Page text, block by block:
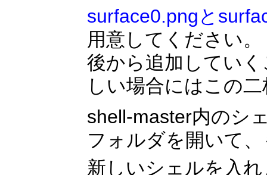
surface0.pngと
用意してください。
後から追加してい
しい場合にはこの
shell-master内のシ
フォルダを開いて
新しいシェルを入